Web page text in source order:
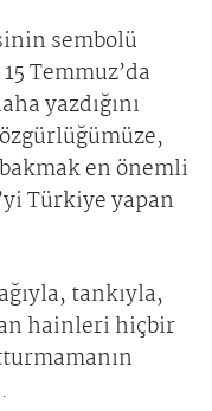
sembolü
Temmuz’da
yazdığını
en önemli
Türkiye yapan
tankıyla,
hainleri hiçbir